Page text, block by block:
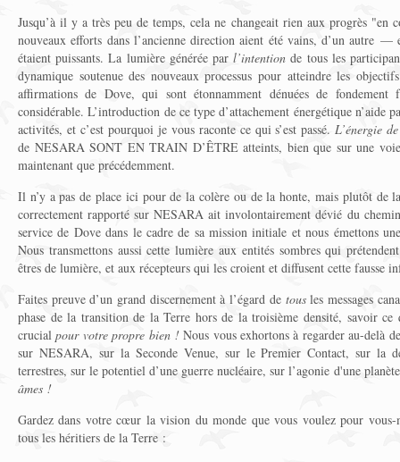
Jusqu’à il y a très peu de temps, cela ne changeait rien aux progrès "en
nouveaux efforts dans l’ancienne direction aient été vains, d’un autre
étaient puissants. La lumière générée parl’intention de tous les
dynamique soutenue des nouveaux processus pour atteindre les
affirmations de Dove, qui sont étonnamment dénuées de fondement
considérable. L’introduction de ce type d’attachement énergétique n’aide
activités, et c’est pourquoi je vous raconte ce qui s’est passé.L’énergie
de NESARA SONT EN TRAIN D’ÊTRE atteints, bien que sur une voie
maintenant que précédemment.
Il n’y a pas de place ici pour de la colère ou de la honte, mais plutôt de
correctement rapporté sur NESARA ait involontairement dévié du
service de Dove dans le cadre de sa mission initiale et nous émettons
Nous transmettons aussi cette lumière aux entités sombres qui
êtres de lumière, et aux récepteurs qui les croient et diffusent cette fausse
Faites preuve d’un grand discernement à l’égard de tousles messages
phase de la transition de la Terre hors de la troisième densité, savoir
crucialpour votre propre bien ! Nous vous exhortons à regarder au-delà
sur NESARA, sur la Seconde Venue, sur le Premier Contact, sur la
terrestres, sur le potentiel d’une guerre nucléaire, sur l’agonie d'une
âmes !
Gardez dans votre cœur la vision du monde que vous voulez pour
tous les héritiers de la Terre :